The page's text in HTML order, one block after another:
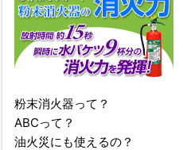
粉末消火器って？
ABCって？
油火災にも使えるの？